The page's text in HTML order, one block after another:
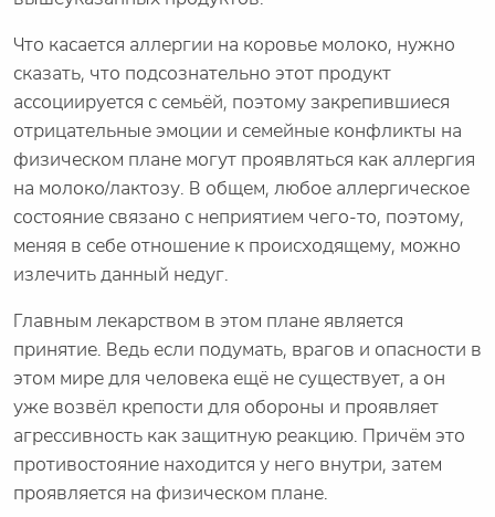
Что касается аллергии на коровье молоко, нужно
сказать, что подсознательно этот продукт
ассоциируется с семьёй, поэтому закрепившиеся
отрицательные эмоции и семейные конфликты на
физическом плане могут проявляться как аллергия
на молоко/лактозу. В общем, любое аллергическое
состояние связано с неприятием чего-то, поэтому,
меняя в себе отношение к происходящему, можно
излечить данный недуг.
Главным лекарством в этом плане является
принятие. Ведь если подумать, врагов и опасности в
этом мире для человека ещё не существует, а он
уже возвёл крепости для обороны и проявляет
агрессивность как защитную реакцию. Причём это
противостояние находится у него внутри, затем
проявляется на физическом плане.